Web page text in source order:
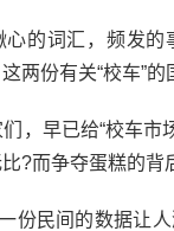
的词汇，频发的
两份有关“校车”
早已给“校车市
?而争夺蛋糕的
民间的数据让人